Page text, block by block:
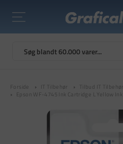
Forside IT Tilbehør
Tilbud IT Tilbehør
Epson WF-4745 Ink Cartridge L Yellow Ink